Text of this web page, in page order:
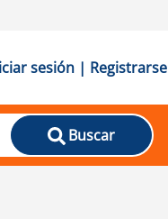
sesión | Registrarse
Buscar